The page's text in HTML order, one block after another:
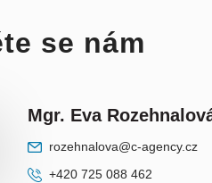
se nám
Mgr. Eva
rozehnalova@c-agency.cz
+420 725 088 462